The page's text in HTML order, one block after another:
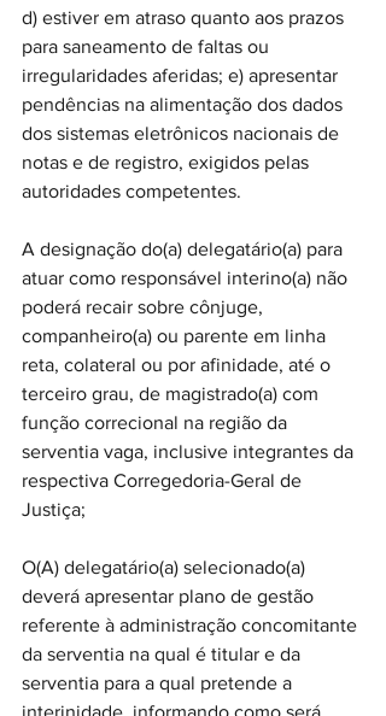
d) estiver em atraso quanto aos prazos
para saneamento de faltas ou
irregularidades aferidas; e) apresentar
pendências na alimentação dos dados
dos sistemas eletrônicos nacionais de
notas e de registro, exigidos pelas
autoridades competentes.
A designação do(a) delegatário(a) para
atuar como responsável interino(a) não
poderá recair sobre cônjuge,
companheiro(a) ou parente em linha
reta, colateral ou por afinidade, até o
terceiro grau, de magistrado(a) com
função correcional na região da
serventia vaga, inclusive integrantes da
respectiva Corregedoria-Geral de
Justiça;
O(A) delegatário(a) selecionado(a)
deverá apresentar plano de gestão
referente à administração concomitante
da serventia na qual é titular e da
serventia para a qual pretende a
interinidade, informando como será